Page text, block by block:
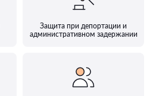
Защита при депортации и
административном задержании